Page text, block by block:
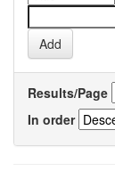
Results/Page
In order